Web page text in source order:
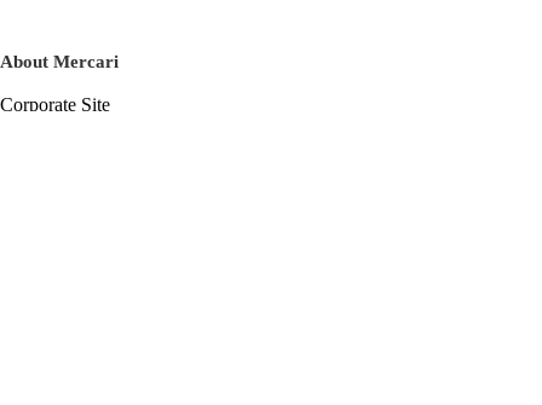
About Mercari
Corporate Site